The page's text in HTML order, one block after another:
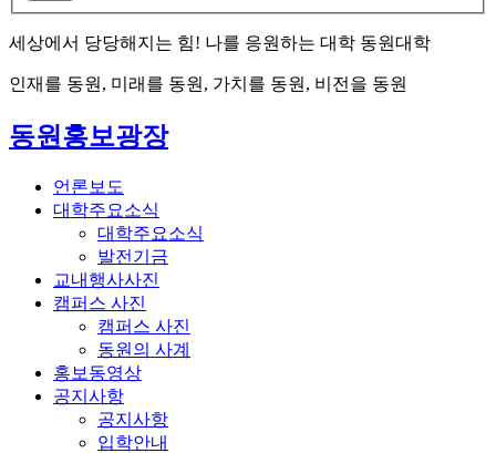
세상에서 당당해지는 힘! 나를 응원하는 대학 동원대학
인재를 동원, 미래를 동원, 가치를 동원, 비전을 동원
동원홍보광장
언론보도
대학주요소식
대학주요소식
발전기금
교내행사사진
캠퍼스 사진
캠퍼스 사진
동원의 사계
홍보동영상
공지사항
공지사항
입학안내